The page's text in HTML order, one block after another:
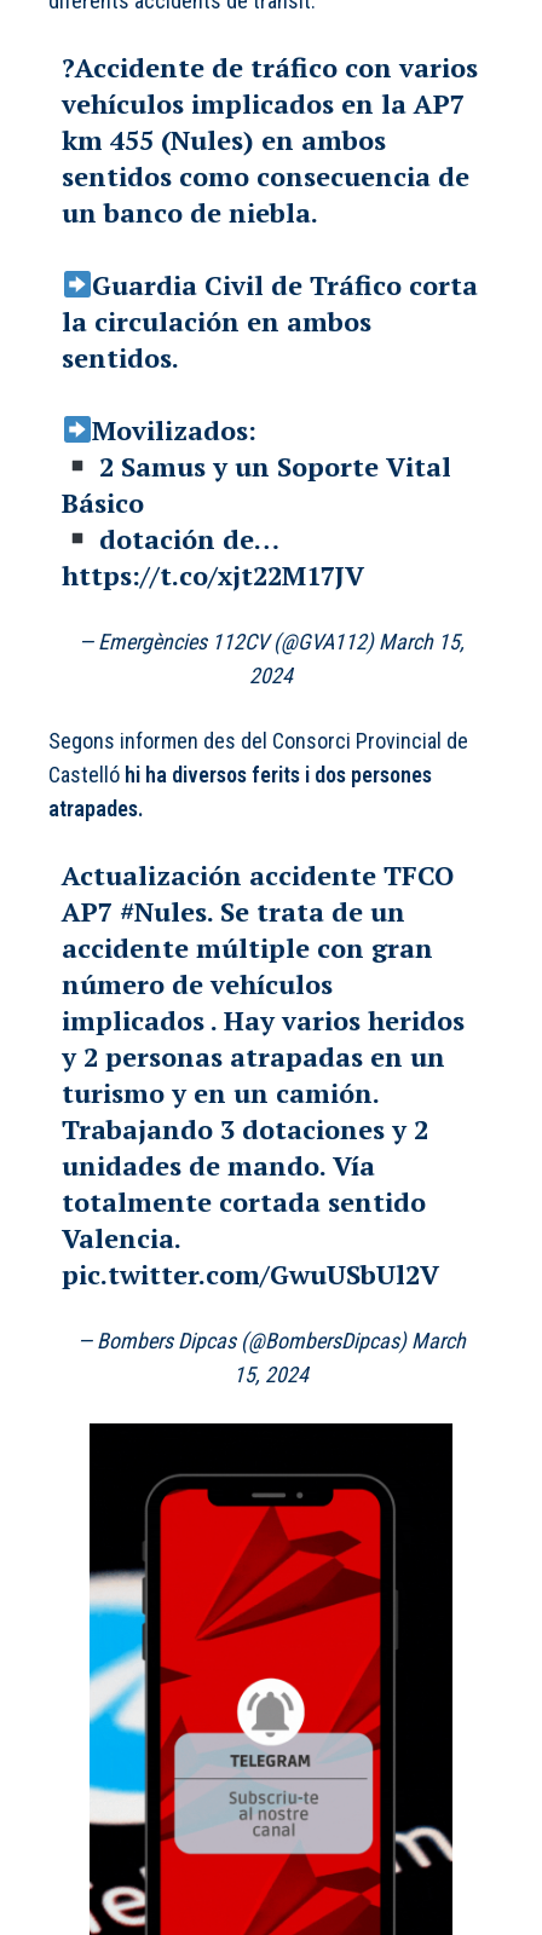
?️Accidente de tráfico con varios
vehículos implicados en la AP7
km 455 (Nules) en ambos
sentidos como consecuencia de
un banco de niebla.
Guardia Civil de Tráfico corta
la circulación en ambos
sentidos.
Movilizados:
2 Samus y un Soporte Vital
Básico
dotación de…
https://t.co/xjt22M17JV
— Emergències 112CV (@GVA112)March 15,
2024
Segons informen des del Consorci Provincial de
Castelló hi ha diversos ferits i dos persones
atrapades.
Actualización accidente TFCO
AP7 #Nules. Se trata de un
accidente múltiple con gran
número de vehículos
implicados . Hay varios heridos
y 2 personas atrapadas en un
turismo y en un camión.
Trabajando 3 dotaciones y 2
unidades de mando. Vía
totalmente cortada sentido
Valencia.
pic.twitter.com/GwuUSbUl2V
— Bombers Dipcas (@BombersDipcas)March
15, 2024